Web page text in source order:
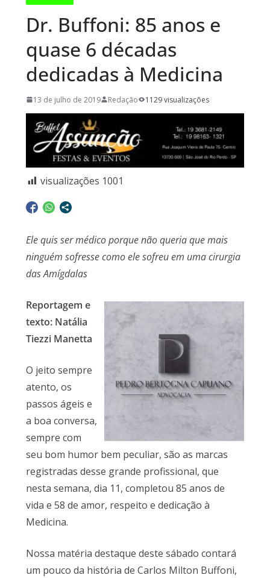
Dr. Buffoni: 85 anos e
quase 6 décadas
dedicadas à Medicina
13 de julho de 2019 Redação 1129 visualizações
visualizações 1001
Ele quis ser médico porque não queria que mais
ninguém sofresse como ele sofreu em uma cirurgia
das Amígdalas
Reportagem e
texto: Natália
Tiezzi Manetta
O jeito sempre
atento, os
passos ágeis e
a boa conversa,
sempre com
seu bom humor bem peculiar, são as marcas
registradas desse grande profissional, que
nesta semana, dia 11, completou 85 anos de
vida e 58 de amor, respeito e dedicação à
Medicina.
Nossa matéria destaque deste sábado contará
um pouco da história de Carlos Milton Buffoni,